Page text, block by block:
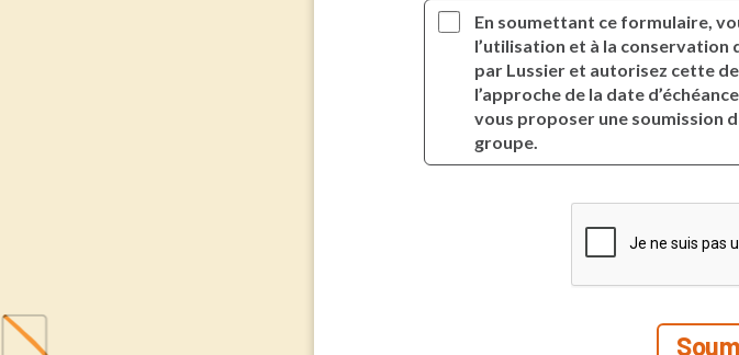
En soumettant ce formulaire,
l’utilisation et à la conservation
par Lussier et autorisez cette
l’approche de la date
vous proposer une soumission
groupe.